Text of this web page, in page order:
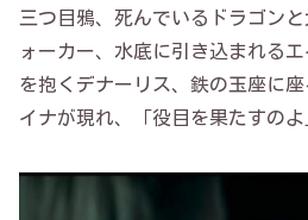
三つ目鴉、死んでいるドラゴン
ォーカー、水底に引き込まれる
を抱くデナーリス、鉄の玉座に
イナが現れ、「役目を果たすのよ